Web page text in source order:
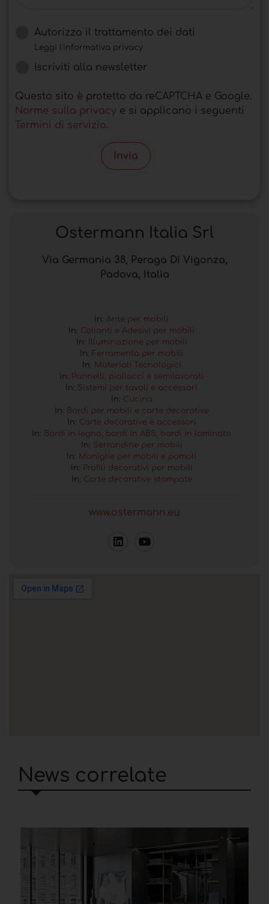
Autorizzo il trattamento dei dati
Leggi l'informativa privacy
Iscriviti alla newsletter
Questo sito è protetto da reCAPTCHA e Google.
Norme sulla privacy e si applicano i seguenti
Termini di servizio.
Invia
Ostermann Italia Srl
Via Germania 38, Peraga Di Vigonza,
Padova, Italia
In: Ante per mobili
In: Collanti e Adesivi per mobili
In:
Illuminazione per mobili
In: Ferramenta per mobili
In: Materiali Tecnologici
In: Pannelli, piallacci e semilavorati
In: Sistemi per tavoli e accessori
In: Cucina
In: Bordi per mobili e carte decorative
In: Carte decorative e accessori
In: Bordi in legno, bordi in ABS, bordi in laminato
In: Serrandine per mobili
In: Maniglie per mobili e pomoli
In: Profili decorativi per mobili
In: Carte decorative stampate
www.ostermann.eu
News correlate